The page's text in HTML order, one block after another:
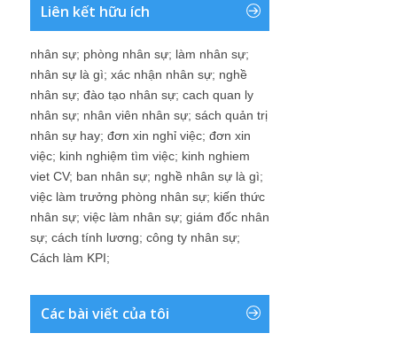
Liên kết hữu ích
nhân sự; phòng nhân sự; làm nhân sự;
nhân sự là gì; xác nhận nhân sự; nghề
nhân sự; đào tạo nhân sự; cach quan ly
nhân sự; nhân viên nhân sự; sách quản trị
nhân sự hay; đơn xin nghỉ việc; đơn xin
việc; kinh nghiệm tìm việc; kinh nghiem
viet CV; ban nhân sự; nghề nhân sự là gì;
việc làm trưởng phòng nhân sự; kiến thức
nhân sự; việc làm nhân sự; giám đốc nhân
sự; cách tính lương; công ty nhân sự;
Cách làm KPI;
Các bài viết của tôi